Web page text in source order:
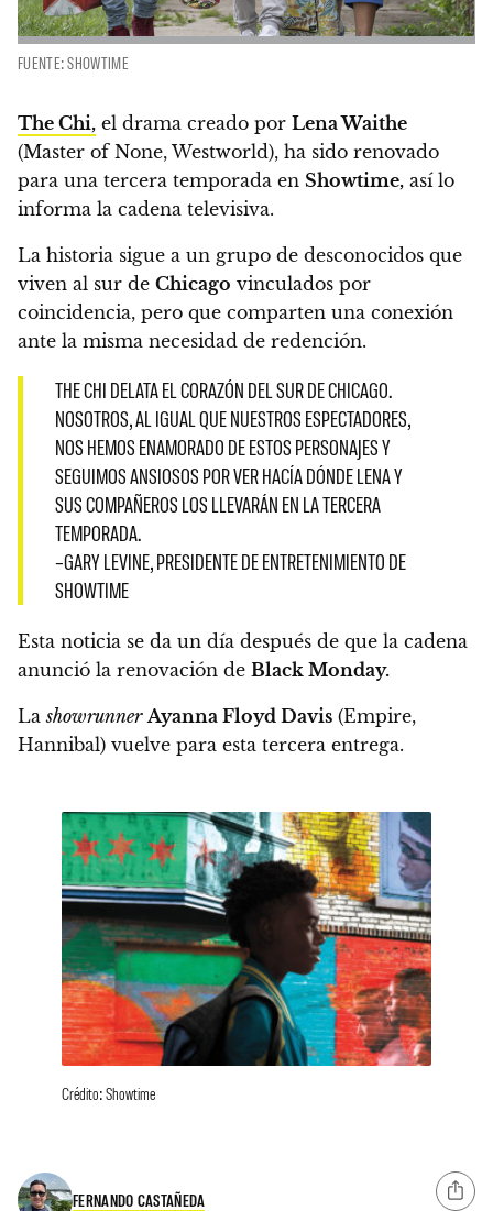
FUENTE: SHOWTIME
The Chi, el drama creado por Lena Waithe
(Master of None, Westworld), ha sido renovado
para una tercera temporada en Showtime, así lo
informa la cadena televisiva.
La historia sigue a un grupo de desconocidos que
viven al sur de Chicago vinculados por
coincidencia, pero que comparten una conexión
ante la misma necesidad de redención.
THE CHI DELATA EL CORAZÓN DEL SUR DE CHICAGO.
NOSOTROS, AL IGUAL QUE NUESTROS ESPECTADORES,
NOS HEMOS ENAMORADO DE ESTOS PERSONAJES Y
SEGUIMOS ANSIOSOS POR VER HACÍA DÓNDE LENA Y
SUS COMPAÑEROS LOS LLEVARÁN EN LA TERCERA
TEMPORADA.
–GARY LEVINE, PRESIDENTE DE ENTRETENIMIENTO DE
SHOWTIME
Esta noticia se da un día después de que la cadena
anunció la renovación de Black Monday.
Lashowrunner Ayanna Floyd Davis (Empire,
Hannibal) vuelve para esta tercera entrega.
Crédito: Showtime
FERNANDO CASTAÑEDA